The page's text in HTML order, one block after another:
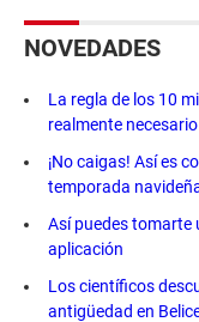
NOVEDADES
La regla de los 10
realmente
¡No caigas! Así es
temporada
Así puedes tomarte
aplicación
Los científicos
antigüedad en